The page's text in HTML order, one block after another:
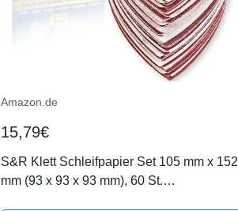
Amazon.de
15,79€
S&R Klett Schleifpapier Set 105 mm x 152
mm (93 x 93 x 93 mm), 60 St.